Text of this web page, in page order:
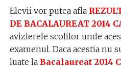
Elevii vor putea afla
DE BACALAUREAT 2014
avizierele scolilor unde
examenul. Daca acestia nu
luate la Bacalaureat 2014